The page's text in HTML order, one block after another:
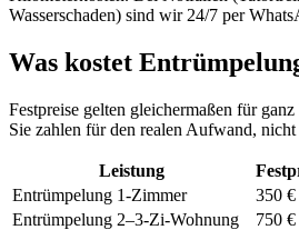
Wasserschaden) sind wir 24/7 per
Was kostet
Festpreise gelten gleichermaßen für
Sie zahlen für den realen Aufwand,
Leistung
Entrümpelung 1-Zimmer
350 €
Entrümpelung 2–3-Zi-Wohnung
750 €